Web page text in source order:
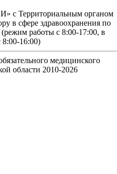
Территориальным органом
в сфере здравоохранения по
работы с 8:00-17:00, в
8:00-16:00)
медицинского
области 2010-2026